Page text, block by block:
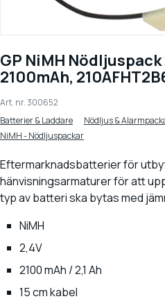
GP NiMH Nödljuspack
2100mAh,
Art. nr.300652
Batterier & Laddare
Nödljus &
NiMH - Nödljuspackar
Eftermarknadsbatterier för
hänvisningsarmaturer för att
typ av batteri ska bytas med
NiMH
2,4V
2100 mAh / 2,1 Ah
15 cm kabel